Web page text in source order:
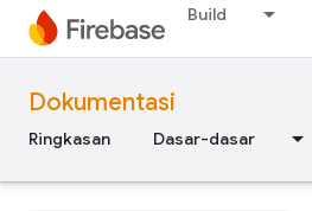
Build
Dokumentasi
Ringkasan Dasar-dasar